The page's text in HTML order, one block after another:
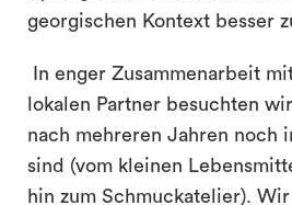
georgischen Kontext besser
In enger Zusammenarbeit
lokalen Partner besuchten
nach mehreren Jahren noch
sind (vom kleinen
hin zum Schmuckatelier).